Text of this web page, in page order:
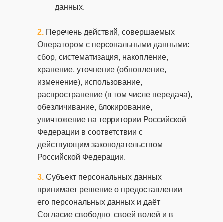
данных.
Перечень действий, совершаемых
Оператором с персональными данными:
сбор, систематизация, накопление,
хранение, уточнение (обновление,
изменение), использование,
распространение (в том числе передача),
обезличивание, блокирование,
уничтожение на территории Российской
Федерации в соответствии с
действующим законодательством
Российской Федерации.
Субъект персональных данных
принимает решение о предоставлении
его персональных данных и даёт
Согласие свободно, своей волей и в